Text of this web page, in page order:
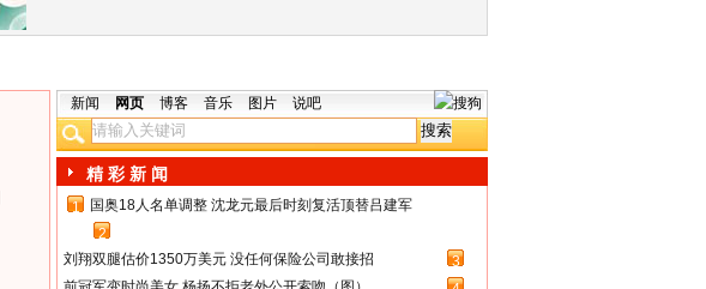
新闻 网页 博客 音乐 图片 说吧
精 彩 新 闻
1
国奥18人名单调整 沈龙元最后时刻复活顶替吕建军
2
刘翔双腿估价1350万美元 没任何保险公司敢接招
3